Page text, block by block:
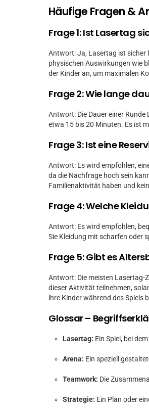
Häufige Fragen &
Frage 1: Ist Lasertag
Antwort: Ja, Lasertag ist sicher
physischen Auswirkungen wie
der Kinder an, um maximalen
Frage 2: Wie lange
Antwort: Die Dauer einer
etwa 15 bis 20 Minuten. Es ist
Frage 3: Ist eine
Antwort: Es wird empfohlen,
da die Nachfrage hoch sein
Familienaktivität haben und
Frage 4: Welche
Antwort: Es wird empfohlen,
Sie Kleidung mit scharfen oder
Frage 5: Gibt es
Antwort: Die meisten Lasertag-
dieser Aktivität teilnehmen,
ihre Kinder während des Spiels
Glossar –
Lasertag: Ein Spiel, bei
Arena: Ein speziell
Teamwork: Die
Strategie: Ein Plan oder